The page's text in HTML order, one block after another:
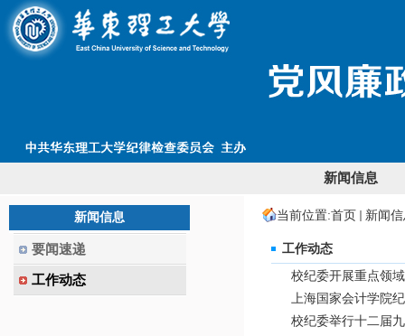
新闻信息
新闻信息
要闻速递
工作动态
当前位置:首页 新闻
工作动态
校纪委开展重点领
上海国家会计学院
校纪委举行十二届